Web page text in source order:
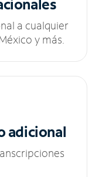
a cualquier
y más.
adicional